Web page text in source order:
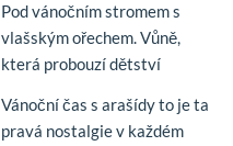
Pod vánočním stromem s
vlašským ořechem. Vůně,
která probouzí dětství
Vánoční čas s arašídy to je ta
pravá nostalgie v každém